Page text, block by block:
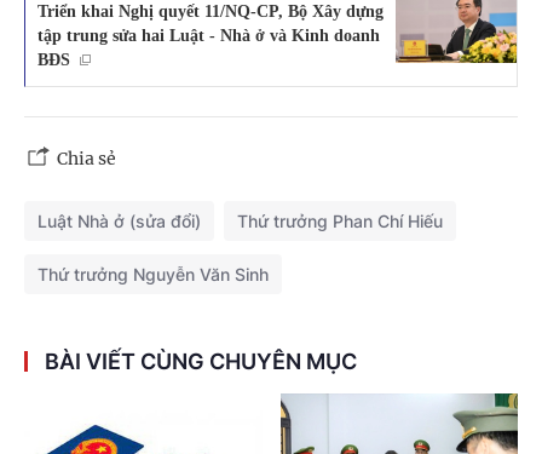
Triển khai Nghị quyết 11/NQ-CP, Bộ Xây dựng
tập trung sửa hai Luật - Nhà ở và Kinh doanh
BĐS
Chia sẻ
Luật Nhà ở (sửa đổi) Thứ trưởng Phan Chí Hiếu
Thứ trưởng Nguyễn Văn Sinh
BÀI VIẾT CÙNG CHUYÊN MỤC